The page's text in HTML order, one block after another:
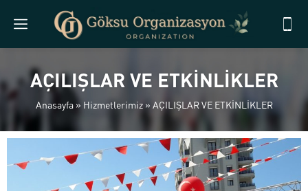
AÇILIŞLAR VE ETKİNLİKLER
Anasayfa» Hizmetlerimiz» AÇILIŞLAR VE ETKİNLİKLER